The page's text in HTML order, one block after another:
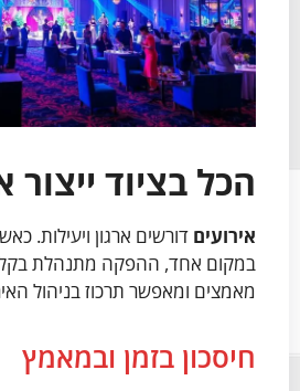
הכל בציוד ייצור
אירועים דורשים ארגון ויעילות.
במקום אחד, ההפקה מתנהלת
מאמצים ומאפשר תרכוז בניהול
חיסכון בזמן ובמאמץ